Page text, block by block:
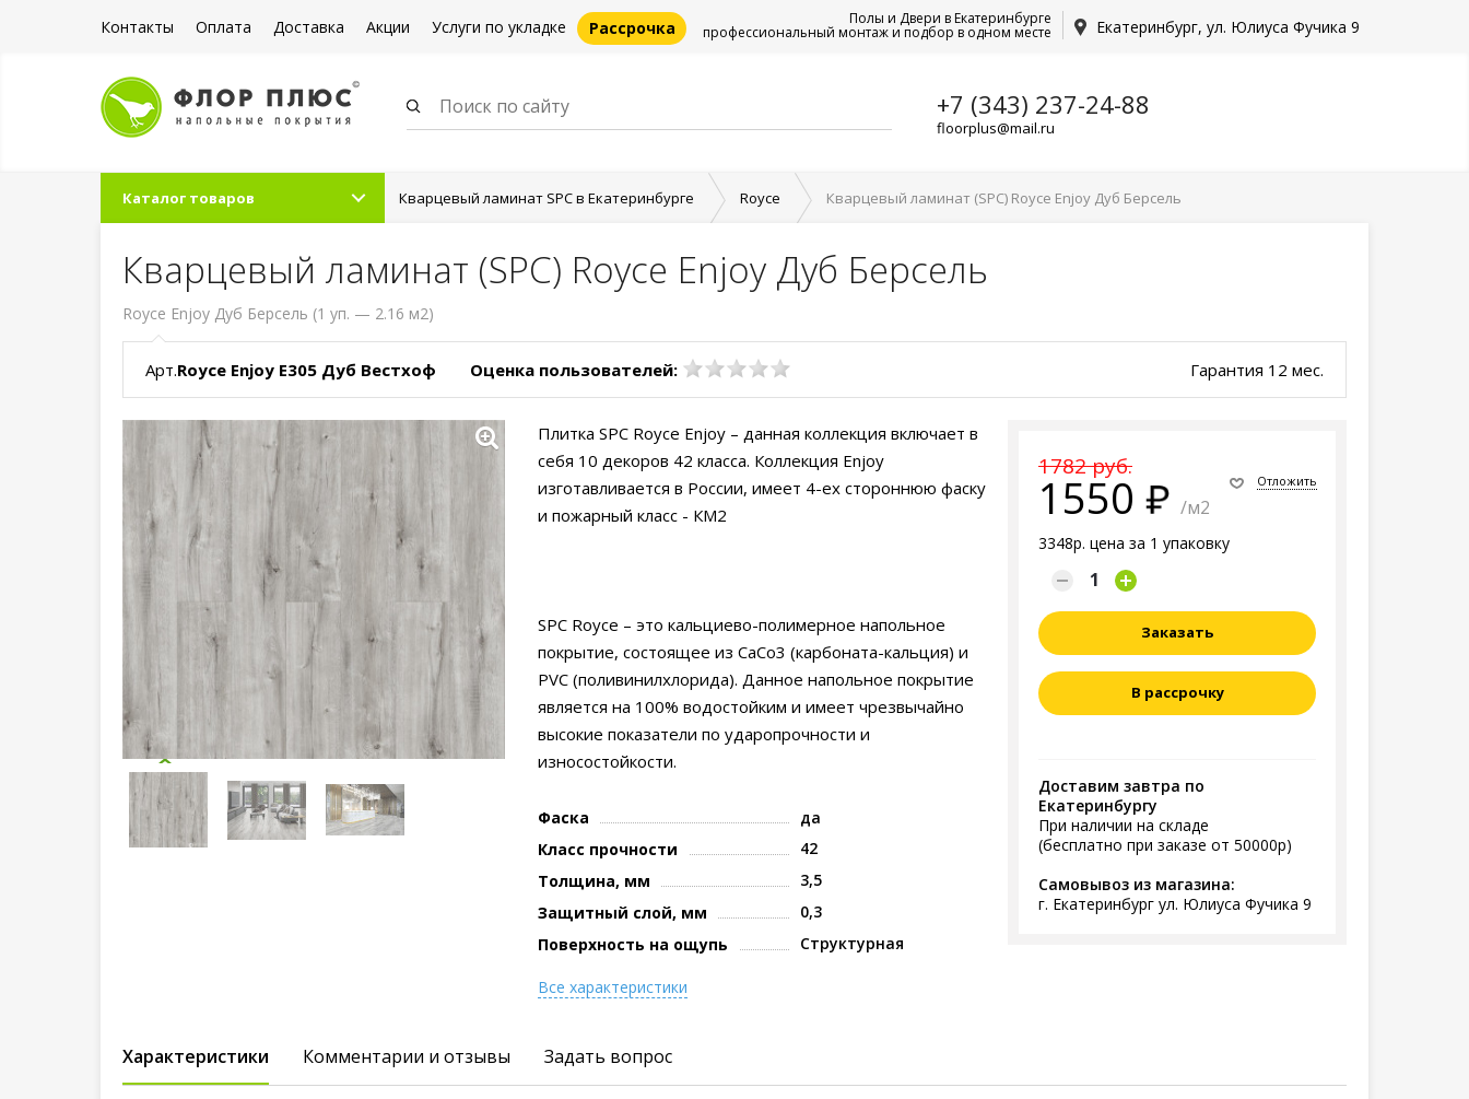
Контакты Оплата Доставка Акции Услуги по укладке Рассрочка Екатеринбург, ул. Юлиуса Фучика 9
Полы и Двери в Екатеринбурге
профессиональный монтаж и подбор в одном месте
+7 (343) 237-24-88
floorplus@mail.ru
Каталог товаров Кварцевый ламинат SPC в Екатеринбурге Royce Кварцевый ламинат (SPC) Royce Enjoy Дуб Берсель
Кварцевый ламинат (SPC) Royce Enjoy Дуб Берсель
Royce Enjoy Дуб Берсель (1 уп. — 2.16 м2)
Арт.Royce Enjoy Е305 Дуб Вестхоф Оценка пользователей: Гарантия 12 мес.
1782 руб.
1550 /м2
3348р. цена за 1 упаковку
Отложить
Заказать
В рассрочку
Доставим завтра по
Екатеринбургу
При наличии на складе
(бесплатно при заказе от 50000р)
Самовывоз из магазина:
г. Екатеринбург ул. Юлиуса Фучика 9
Плитка SPC Royce Enjoy – данная коллекция включает в
себя 10 декоров 42 класса. Коллекция Enjoy
изготавливается в России, имеет 4-ех стороннюю фаску
и пожарный класс - КМ2
SPC Royce – это кальциево-полимерное напольное
покрытие, состоящее из CaCo3 (карбоната-кальция) и
PVC (поливинилхлорида). Данное напольное покрытие
является на 100% водостойким и имеет чрезвычайно
высокие показатели по ударопрочности и
износостойкости.
Фаска
да
Класс прочности
42
Толщина, мм
3,5
Защитный слой, мм
0,3
Поверхность на ощупь
Структурная
Все характеристики
Характеристики Комментарии и отзывы Задать вопрос